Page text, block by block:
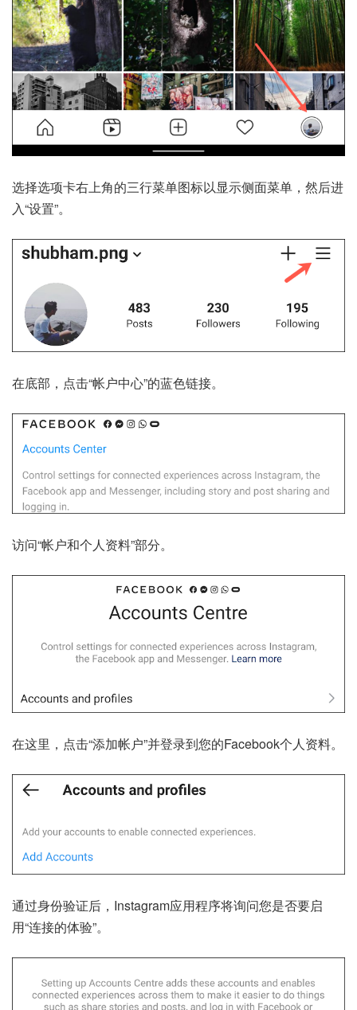
选择选项卡右上角的三行菜单图标以显示侧面菜单，然后进
入“设置”。
在底部，点击“帐户中心”的蓝色链接。
访问“帐户和个人资料”部分。
在这里，点击“添加帐户”并登录到您的Facebook个人资料。
通过身份验证后，Instagram应用程序将询问您是否要启
用“连接的体验”。